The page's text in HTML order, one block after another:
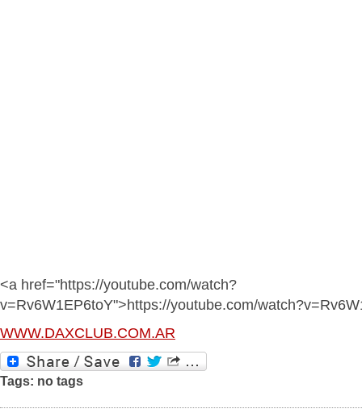
<a href="https://youtube.com/watch?
v=Rv6W1EP6toY">https://youtube.com/
WWW.DAXCLUB.COM.AR
Tags: no tags